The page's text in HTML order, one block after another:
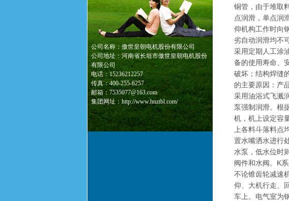
公司名称：傲世皇朝电机股份有限公司
公司地址：河南省长垣市傲世皇朝电机股份
有限公司
电话：15236212257
传真：400-255-6257
邮箱：7535077@163.com
集团网址：http://www.hnztbl.com/
铜管，由于堆取
点润滑，单点润
仰机构工作时向
劣自动润滑均不
采用定期人工涂
备的使用寿命、
破坏；结构焊缝
的主要原因：产
采用油浴式飞溅
泵强制润滑。根
机，机上设定容
上各料斗落料
置水嘴洒水进行
水泵，低水位时
阀件和水阀。K
不论锥齿轮减速
仰、大机行走、
车上。电气室为